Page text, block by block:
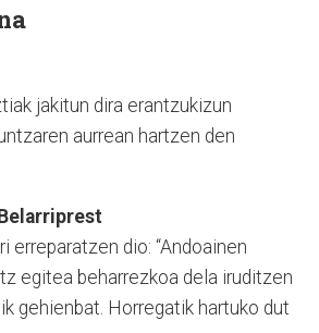
jakitun dira erantzukizun
aurrean hartzen den
erreparatzen dio: “Andoainen
egitea beharrezkoa dela iruditzen
gehienbat. Horregatik hartuko dut